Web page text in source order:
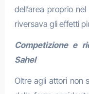
dell’area proprio
riversava gli effetti
Competizione e
Sahel
Oltre agli attori non